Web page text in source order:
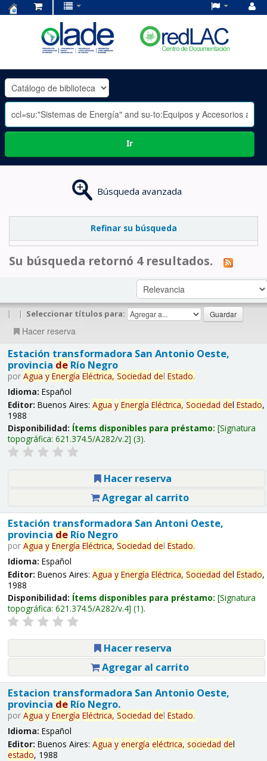
OLADE
-
Ir
Búsqueda avanzada
Refinar su búsqueda
Su búsqueda retornó 4 resultados.
| | Seleccionar títulos para:
Hacer reserva
Estación transformadora San Antonio Oeste,
provincia deRío Negro
por Agua y Energía Eléctrica, Sociedad del Estado.
Idioma: Español
Editor: Buenos Aires: Agua y Energía Eléctrica, Sociedad del Estado,
1988
Disponibilidad: Ítems disponibles para préstamo: Signatura
topográfica: 621.374.5/A282/v.2 (3).
Hacer reserva
Agregar al carrito
Estación transformadora San Antoni Oeste,
provincia deRío Negro
por Agua y Energía Eléctrica, Sociedad del Estado.
Idioma: Español
Editor: Buenos Aires: Agua y Energía Eléctrica, Sociedad del Estado,
1988
Disponibilidad: Ítems disponibles para préstamo: Signatura
topográfica: 621.374.5/A282/v.4 (1).
Hacer reserva
Agregar al carrito
Estacion transformadora San Antonio Oeste,
provincia deRío Negro.
por Agua y Energía Eléctrica, Sociedad del Estado.
Idioma: Español
Editor: Buenos Aires: Agua y energía eléctrica, sociedad del
estado, 1988